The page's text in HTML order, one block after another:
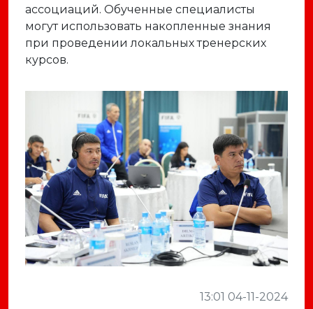
ассоциаций. Обученные специалисты
могут использовать накопленные знания
при проведении локальных тренерских
курсов.
Previous Next
13:01 04-11-2024